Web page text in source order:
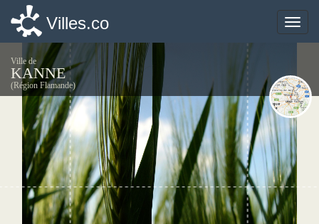
Toggle
Villes.co
Ville de
KANNE
(Région Flamande)
Toggle
Villes.co